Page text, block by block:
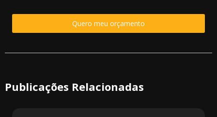
Quero meu orçamento
Publicações Relacionadas